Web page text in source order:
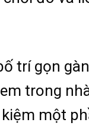
trí gọn
trong
một